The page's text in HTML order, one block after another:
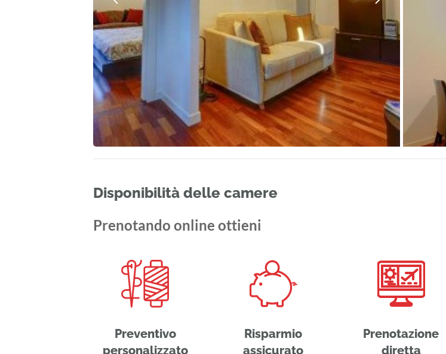
Disponibilità delle camere
Prenotando online ottieni
Preventivo
personalizzato
Risparmio
assicurato
Prenotazione
diretta